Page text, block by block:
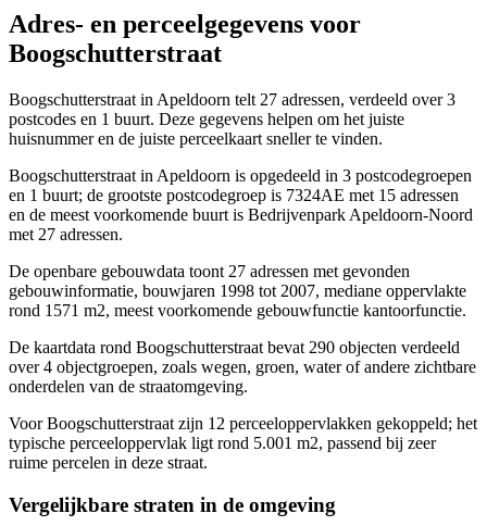
Adres- en perceelgegevens voor
Boogschutterstraat
Boogschutterstraat in Apeldoorn telt 27 adressen, verdeeld over 3
postcodes en 1 buurt. Deze gegevens helpen om het juiste
huisnummer en de juiste perceelkaart sneller te vinden.
Boogschutterstraat in Apeldoorn is opgedeeld in 3 postcodegroepen
en 1 buurt; de grootste postcodegroep is 7324AE met 15 adressen
en de meest voorkomende buurt is Bedrijvenpark Apeldoorn-Noord
met 27 adressen.
De openbare gebouwdata toont 27 adressen met gevonden
gebouwinformatie, bouwjaren 1998 tot 2007, mediane oppervlakte
rond 1571 m2, meest voorkomende gebouwfunctie kantoorfunctie.
De kaartdata rond Boogschutterstraat bevat 290 objecten verdeeld
over 4 objectgroepen, zoals wegen, groen, water of andere zichtbare
onderdelen van de straatomgeving.
Voor Boogschutterstraat zijn 12 perceeloppervlakken gekoppeld; het
typische perceeloppervlak ligt rond 5.001 m2, passend bij zeer
ruime percelen in deze straat.
Vergelijkbare straten in de omgeving